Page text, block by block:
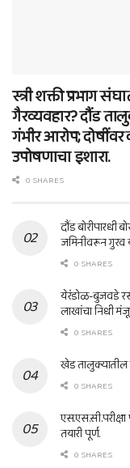
स्त्री शक्ती प्रभाग
गैरव्यवहार? दौंड
गंभीर आरोप;
उपोषणाचा इशारा.
0 SHARES
दौंड बोरीपारधी
जमिनीवरून गुरव
0 SHARES
येरंडोळ-बुजवडे
लाखांचा निधी
0 SHARES
खेड तालुक्यातील
0 SHARES
तयारी पूर्ण.
0 SHARES